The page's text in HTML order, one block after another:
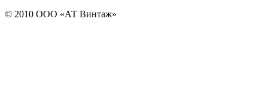
© 2010 ООО «АТ Винтаж»